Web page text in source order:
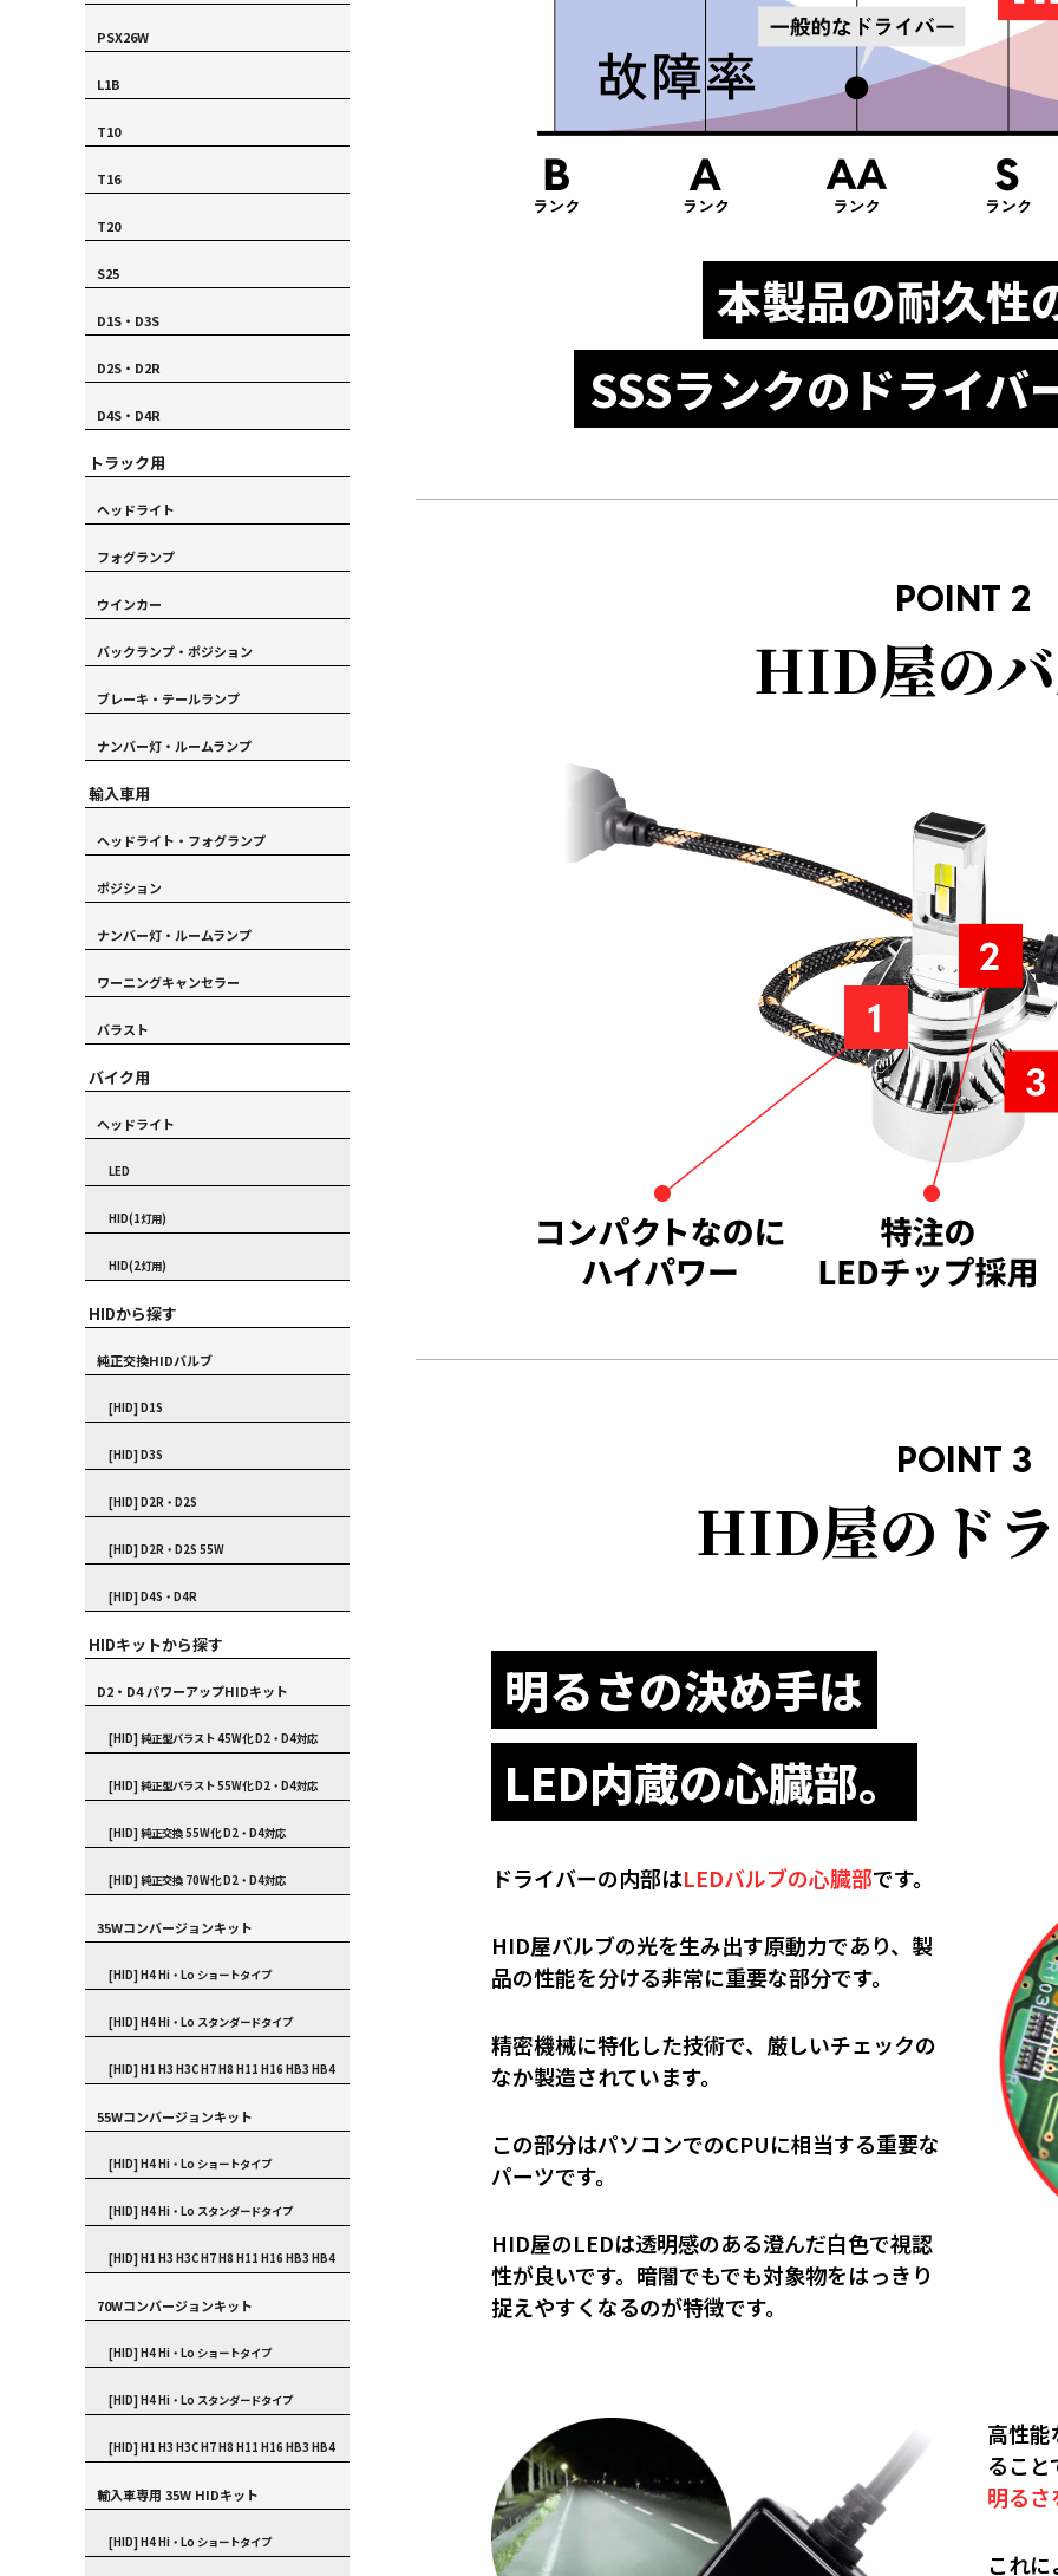
PSX26W
L1B
T10
T16
T20
S25
D1S・D3S
D2S・D2R
D4S・D4R
トラック用
ヘッドライト
フォグランプ
ウインカー
バックランプ・ポジション
ブレーキ・テールランプ
ナンバー灯・ルームランプ
輸入車用
ヘッドライト・フォグランプ
ポジション
ナンバー灯・ルームランプ
ワーニングキャンセラー
バラスト
バイク用
ヘッドライト
LED
HID(1灯用)
HID(2灯用)
HIDから探す
純正交換HIDバルブ
[HID] D1S
[HID] D3S
[HID] D2R・D2S
[HID] D2R・D2S 55W
[HID] D4S・D4R
HIDキットから探す
D2・D4 パワーアップHIDキット
[HID] 純正型バラスト 45W化 D2・D4対応
[HID] 純正型バラスト 55W化 D2・D4対応
[HID] 純正交換 55W化 D2・D4対応
[HID] 純正交換 70W化 D2・D4対応
35Wコンバージョンキット
[HID] H4 Hi・Lo ショートタイプ
[HID] H4 Hi・Lo スタンダードタイプ
[HID] H1 H3 H3C H7 H8 H11 H16 HB3 HB4
55Wコンバージョンキット
[HID] H4 Hi・Lo ショートタイプ
[HID] H4 Hi・Lo スタンダードタイプ
[HID] H1 H3 H3C H7 H8 H11 H16 HB3 HB4
70Wコンバージョンキット
[HID] H4 Hi・Lo ショートタイプ
[HID] H4 Hi・Lo スタンダードタイプ
[HID] H1 H3 H3C H7 H8 H11 H16 HB3 HB4
輸入車専用 35W HIDキット
[HID] H4 Hi・Lo ショートタイプ
本製品の耐久性
SSSランクのドライバ
POINT 2
HID屋の
POINT 3
HID屋のド
明るさの決め手は
LED内蔵の心臓部。
ドライバーの内部はLEDバルブの心臓部です。
HID屋バルブの光を生み出す原動力であり、製
品の性能を分ける非常に重要な部分です。
精密機械に特化した技術で、厳しいチェックの
なか製造されています。
この部分はパソコンでのCPUに相当する重要な
パーツです。
HID屋のLEDは透明感のある澄んだ白色で視認
性が良いです。暗闇でもでも対象物をはっきり
捉えやすくなるのが特徴です。
高性
るこ
明るさ
これ